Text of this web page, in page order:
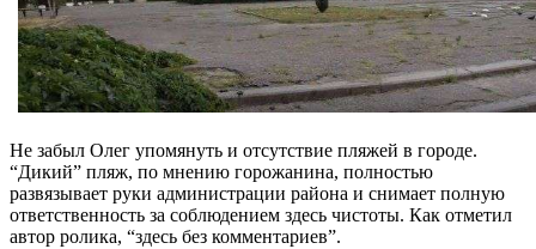
Не забыл Олег упомянуть и отсутствие пляжей в городе.
“Дикий” пляж, по мнению горожанина, полностью
развязывает руки администрации района и снимает полную
ответственность за соблюдением здесь чистоты. Как отметил
автор ролика, “здесь без комментариев”.